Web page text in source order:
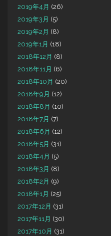
2019年4月 (26)
2019年3月 (5)
2019年2月 (8)
2019年1月 (18)
2018年12月 (8)
2018年11月 (6)
2018年10月 (20)
2018年9月 (12)
2018年8月 (10)
2018年7月 (7)
2018年6月 (12)
2018年5月 (31)
2018年4月 (5)
2018年3月 (8)
2018年2月 (9)
2018年1月 (25)
2017年12月 (31)
2017年11月 (30)
2017年10月 (31)